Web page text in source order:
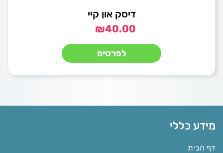
דיסק און קיי
₪40.00
לפרטים
מידע כללי
דף הבית